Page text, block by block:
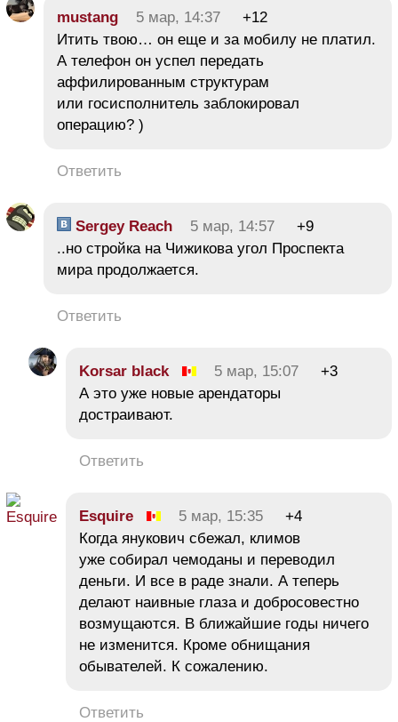
mustang 5 мар, 14:37
+12
Итить твою… он еще и за мобилу не платил.
А телефон он успел передать
аффилированным структурам
или госисполнитель заблокировал
операцию? )
Ответить
Sergey Reach 5 мар, 14:57
+9
..но стройка на Чижикова угол Проспекта
мира продолжается.
Ответить
Korsar black 5 мар, 15:07
+3
А это уже новые арендаторы
достраивают.
Ответить
Esquire 5 мар, 15:35
+4
Когда янукович сбежал, климов
уже собирал чемоданы и переводил
деньги. И все в раде знали. А теперь
делают наивные глаза и добросовестно
возмущаются. В ближайшие годы ничего
не изменится. Кроме обнищания
обывателей. К сожалению.
Ответить